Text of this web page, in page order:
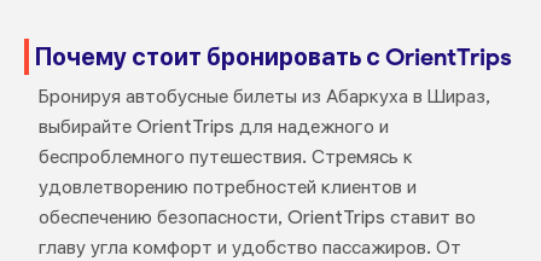
Почему стоит бронировать с OrientTrips
Бронируя автобусные билеты из Абаркуха в Шираз,
выбирайте OrientTrips для надежного и
беспроблемного путешествия. Стремясь к
удовлетворению потребностей клиентов и
обеспечению безопасности, OrientTrips ставит во
главу угла комфорт и удобство пассажиров. От